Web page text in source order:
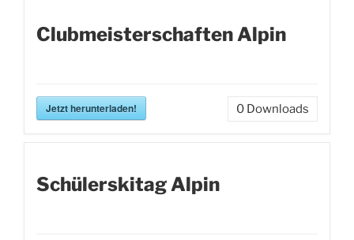
Clubmeisterschaften Alpin
Jetzt herunterladen! 0 Downloads
Schülerskitag Alpin